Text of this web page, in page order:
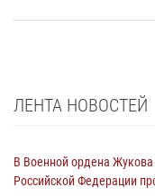
ЛЕНТА НОВОСТЕЙ
В Военной ордена
Российской Федерации